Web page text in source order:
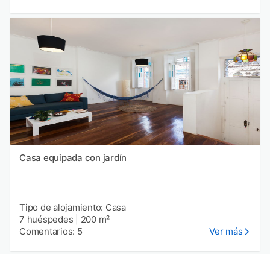
Casa equipada con jardín
Tipo de alojamiento: Casa
7 huéspedes
200 m²
Comentarios: 5
Ver más